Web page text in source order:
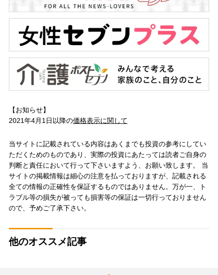
【お知らせ】
2021年4月1日以降の価格表示に関して
当サイトに記載されている内容はあくまでも投資の参考にしてい
ただくためのものであり、実際の投資にあたっては読者ご自身の
判断と責任において行って下さいますよう、お願い致します。 当
サイトの掲載情報は細心の注意を払っておりますが、記載される
全ての情報の正確性を保証するものではありません。万が一、ト
ラブル等の損失が被っても損害等の保証は一切行っておりません
ので、予めご了承下さい。
他のオススメ記事